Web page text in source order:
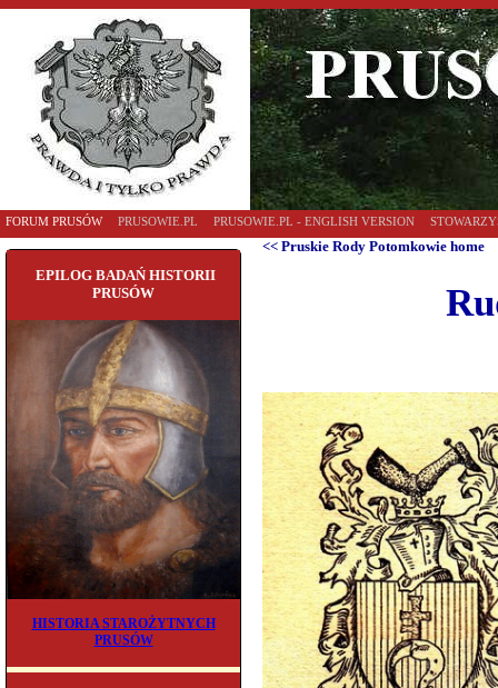
FORUM PRUSÓW PRUSOWIE.PL PRUSOWIE.PL - ENGLISH VERSION
EPILOG BADAŃ HISTORII
PRUSÓW
HISTORIA STAROŻYTNYCH
PRUSÓW
<< Pruskie Rody Potomkowie home